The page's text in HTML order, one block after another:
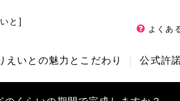
と]
よくあ
えいとの魅力とこだわり 公式許